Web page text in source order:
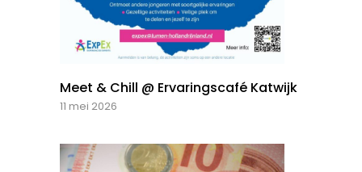
Meet & Chill @ Ervaringscafé Katwijk
11 mei 2026